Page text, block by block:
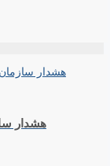
هشدار